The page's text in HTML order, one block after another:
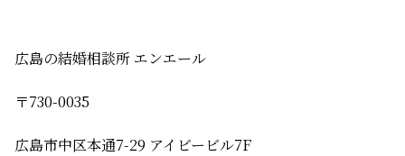
広島の結婚相談所 エンエール
〒730-0035
広島市中区本通7-29 アイビービル7F